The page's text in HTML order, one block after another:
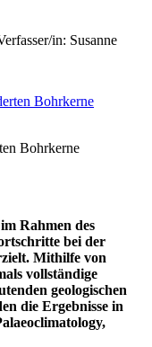
in: Susanne
Bohrkerne
Rahmen des
bei der
Mithilfe von
vollständige
geologischen
die Ergebnisse in